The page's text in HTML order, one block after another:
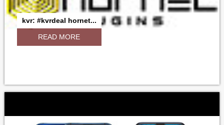
kvr: #kvrdeal hornet...
READ MORE